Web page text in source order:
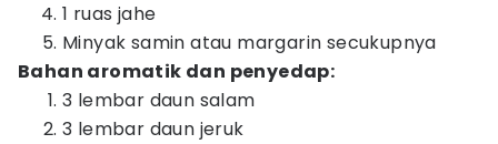
1 ruas jahe
Minyak samin atau margarin secukupnya
Bahan aromatik dan penyedap:
3 lembar daun salam
3 lembar daun jeruk